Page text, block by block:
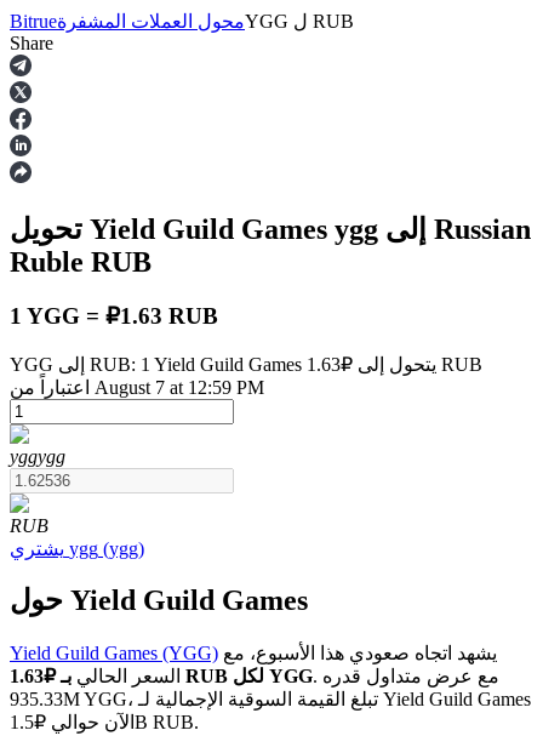
العقود الآجلة
العقود الآجلة USDT
العقود الآجلة لـ COIN-M
العقود الآجلة للعملات المشفرة
Bitrueمحول العملات المشفرةYGG ل RUB
Share
تحويل Yield Guild Games ygg
Ruble RUB
1 YGG = ₽1.63 RUB
YGG إلى RUB: 1 Yield Guild Games يتحول إلى ₽1.63 RUB
اعتباراً من August 7 at 12:59 PM
yggygg
RUB
يشتري ygg (ygg)
حول Yield Guild Games
Yield Guild Games (YGG)
السعر الحالي
بـ ₽1.63 RUB لكل YGG. مع عرض متداول قدره
935.33M YGG، تبلغ القيمة السوقية الإجمالية لـ Yield Guild Games
الآن حوالي ₽1.5B RUB.